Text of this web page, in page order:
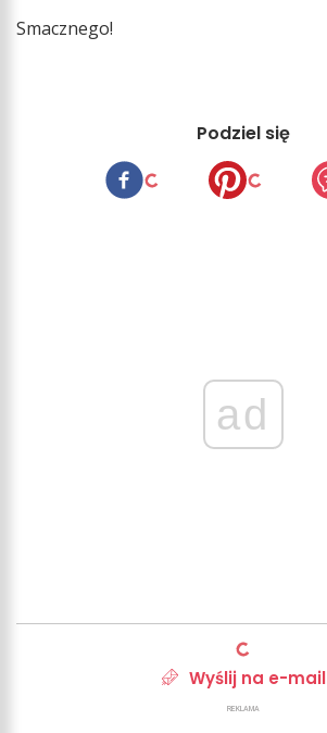
Smacznego!
Podziel się
ad
Wyślij na e-mail
REKLAMA